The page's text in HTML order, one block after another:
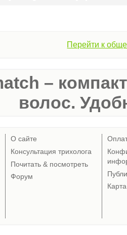
Перейти к
–
волос.
О сайте
Консультация трихолога
Почитать & посмотреть
Форум